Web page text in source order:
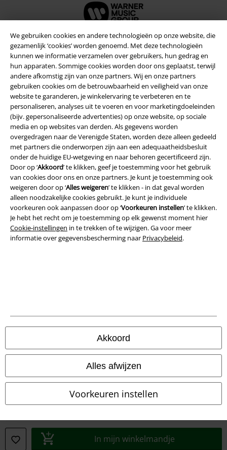
We gebruiken cookies en andere technologieën op onze website, die
gezamenlijk ‘cookies’ worden genoemd. Met deze technologieën
kunnen we informatie verzamelen over gebruikers, hun gedrag en
hun apparaten. Sommige cookies worden door ons geplaatst, terwijl
andere afkomstig zijn van onze partners. Wij en onze partners
gebruiken cookies om de betrouwbaarheid en veiligheid van onze
website te garanderen, je winkelervaring te verbeteren en te
personaliseren, analyses uit te voeren en voor marketingdoeleinden
(bijv. gepersonaliseerde advertenties) op onze website, op sociale
media en op websites van derden. Als gegevens worden
overgedragen naar de Verenigde Staten, worden deze alleen gedeeld
met partners die onderworpen zijn aan een adequaatheidsbesluit
onder de huidige EU-wetgeving en naar behoren gecertificeerd zijn.
Door op ‘Akkoord’ te klikken, geef je toestemming voor het gebruik
van cookies door ons en onze partners. Je kunt je toestemming ook
weigeren door op ‘Alles weigeren’ te klikken - in dat geval worden
alleen noodzakelijke cookies gebruikt. Je kunt je individuele
voorkeuren ook aanpassen door op ‘Voorkeuren instellen’ te klikken.
Je hebt het recht om je toestemming op elk gewenst moment hier
Cookie-instellingen in te trekken of te wijzigen. Ga voor meer
informatie over gegevensbescherming naar Privacybeleid.
Akkoord
Alles afwijzen
Voorkeuren instellen
In mijn winkelmandje
Beveiliging
Legal
Algemene Voorwaarden
Informatie over toegankelijkheid
Alle prijzen incl.wettelijke BTW
© 1986-2026 Large Popmerchandising BV